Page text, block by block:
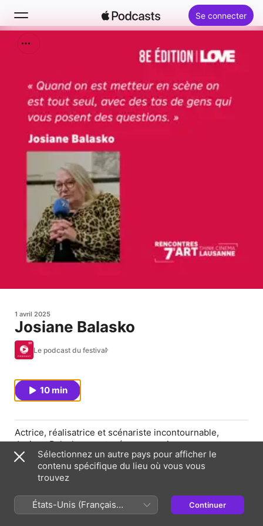
Se connecter
Accueil
Nouveautés
Classements
1 avril 2025
Josiane Balasko
Le podcast du festival
10 min
Actrice, réalisatrice et scénariste incontournable,
Josiane Balasko a partagé avec passion son parcours,
ses rôles marquants et sa vision du cinéma. Entre
anecdotes savoureuses, engagement et liberté de ton,
elle revient sur une carrière aussi riche que singulière.
Interview : Sebastien Milce et Mathieu Vuillerme
Réalisation : Léonard De Hollogne
Sélectionnez un autre pays pour afficher le
contenu spécifique du lieu où vous vous
trouvez
États-Unis (Français
France)
Continuer